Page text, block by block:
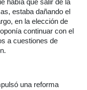
había que salir de la
estaba dañando el
en la elección de
continuar con el
a cuestiones de
una reforma